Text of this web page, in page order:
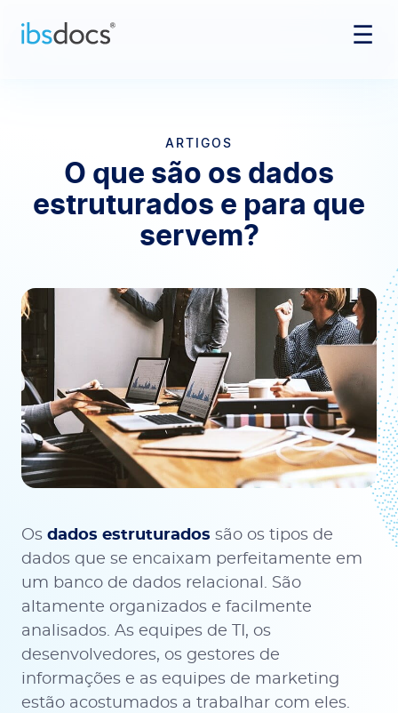
Pular para o conteúdo ☰
ARTIGOS
O que são os dados
estruturados e para que
servem?
Os dados estruturados são os tipos de
dados que se encaixam perfeitamente em
um banco de dados relacional. São
altamente organizados e facilmente
analisados. As equipes de TI, os
desenvolvedores, os gestores de
informações e as equipes de marketing
estão acostumados a trabalhar com eles.